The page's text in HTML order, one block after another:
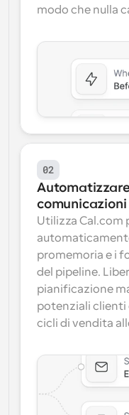
modo che nulla
02
comunicazioni
Utilizza Cal.com
promemoria e i
del pipeline.
pianificazione
potenziali clienti
cicli di vendita